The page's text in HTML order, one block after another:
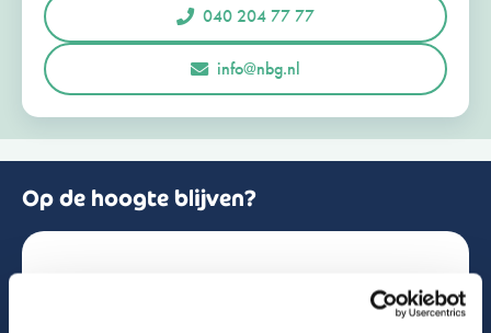
r
a
1
Opmerkingen of vragen
040 204 77 77
info@nbg.nl
Op de hoogte blijven?
Schrijf je in voor de nieuwsbrief!